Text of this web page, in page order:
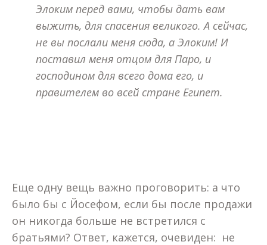
Элоким перед вами, чтобы дать вам
выжить, для спасения великого. А сейчас,
не вы послали меня сюда, а Элоким! И
поставил меня отцом для Паро, и
господином для всего дома его, и
правителем во всей стране Египет.
Еще одну вещь важно проговорить: а что
было бы с Йосефом, если бы после продажи
он никогда больше не встретился с
братьями? Ответ, кажется, очевиден: не